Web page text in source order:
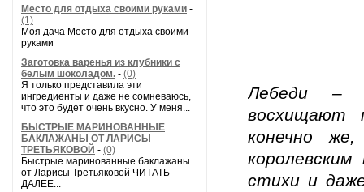
Место для отдыха своими руками -
(1)
Моя дача Место для отдыха своими
руками
Заготовка варенья из клубники с
белым шоколадом. - (0)
Я только представила эти
ингредиенты и даже не сомневаюсь,
что это будет очень вкусно. У меня...
БЫСТРЫЕ МАРИНОВАННЫЕ
БАКЛАЖАНЫ ОТ ЛАРИСЫ
ТРЕТЬЯКОВОЙ - (0)
Быстрые маринованные баклажаны
от Ларисы Третьяковой ЧИТАТЬ
ДАЛЕЕ...
Лебеди –
восхищают
конечно
стихи и